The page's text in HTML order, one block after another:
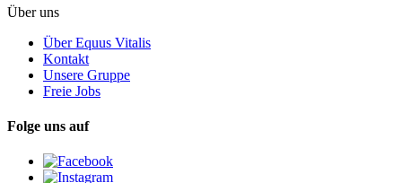
Über uns
Über Equus Vitalis
Kontakt
Unsere Gruppe
Freie Jobs
Folge uns auf